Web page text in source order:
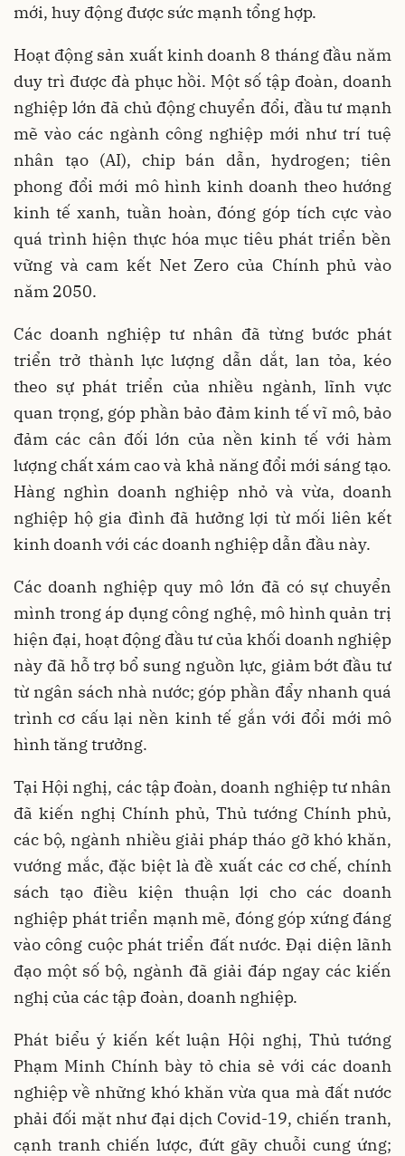
mới, huy động được sức mạnh tổng hợp.
Hoạt động sản xuất kinh doanh 8 tháng đầu năm
duy trì được đà phục hồi. Một số tập đoàn, doanh
nghiệp lớn đã chủ động chuyển đổi, đầu tư mạnh
mẽ vào các ngành công nghiệp mới như trí tuệ
nhân tạo (AI), chip bán dẫn, hydrogen; tiên
phong đổi mới mô hình kinh doanh theo hướng
kinh tế xanh, tuần hoàn, đóng góp tích cực vào
quá trình hiện thực hóa mục tiêu phát triển bền
vững và cam kết Net Zero của Chính phủ vào
năm 2050.
Các doanh nghiệp tư nhân đã từng bước phát
triển trở thành lực lượng dẫn dắt, lan tỏa, kéo
theo sự phát triển của nhiều ngành, lĩnh vực
quan trọng, góp phần bảo đảm kinh tế vĩ mô, bảo
đảm các cân đối lớn của nền kinh tế với hàm
lượng chất xám cao và khả năng đổi mới sáng tạo.
Hàng nghìn doanh nghiệp nhỏ và vừa, doanh
nghiệp hộ gia đình đã hưởng lợi từ mối liên kết
kinh doanh với các doanh nghiệp dẫn đầu này.
Các doanh nghiệp quy mô lớn đã có sự chuyển
mình trong áp dụng công nghệ, mô hình quản trị
hiện đại, hoạt động đầu tư của khối doanh nghiệp
này đã hỗ trợ bổ sung nguồn lực, giảm bớt đầu tư
từ ngân sách nhà nước; góp phần đẩy nhanh quá
trình cơ cấu lại nền kinh tế gắn với đổi mới mô
hình tăng trưởng.
Tại Hội nghị, các tập đoàn, doanh nghiệp tư nhân
đã kiến nghị Chính phủ, Thủ tướng Chính phủ,
các bộ, ngành nhiều giải pháp tháo gỡ khó khăn,
vướng mắc, đặc biệt là đề xuất các cơ chế, chính
sách tạo điều kiện thuận lợi cho các doanh
nghiệp phát triển mạnh mẽ, đóng góp xứng đáng
vào công cuộc phát triển đất nước. Đại diện lãnh
đạo một số bộ, ngành đã giải đáp ngay các kiến
nghị của các tập đoàn, doanh nghiệp.
Phát biểu ý kiến kết luận Hội nghị, Thủ tướng
Phạm Minh Chính bày tỏ chia sẻ với các doanh
nghiệp về những khó khăn vừa qua mà đất nước
phải đối mặt như đại dịch Covid-19, chiến tranh,
cạnh tranh chiến lược, đứt gãy chuỗi cung ứng;